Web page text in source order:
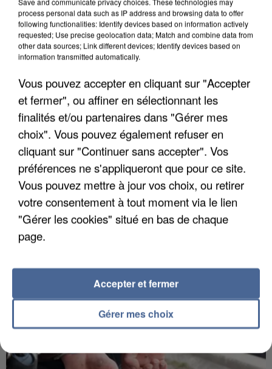
APRÈS TOUTES CES CANICULES, LES REFUGES
DE FAUNE SAUVAGE SONT...
process personal data such as IP address and browsing data to offer
following functionalities: Identify devices based on information actively
requested; Use precise geolocation data; Match and combine data from
other data sources; Link different devices; Identify devices based on
information transmitted automatically.
Vous pouvez accepter en cliquant sur "Accepter
et fermer", ou affiner en sélectionnant les
finalités et/ou partenaires dans "Gérer mes
choix". Vous pouvez également refuser en
cliquant sur "Continuer sans accepter". Vos
préférences ne s'appliqueront que pour ce site.
Vous pouvez mettre à jour vos choix, ou retirer
votre consentement à tout moment via le lien
"Gérer les cookies" situé en bas de chaque
page.
Gérer mes choix
Accepter et fermer